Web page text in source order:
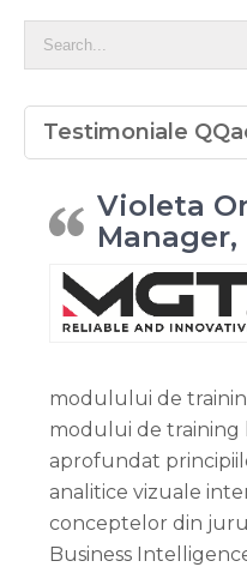
Testimoniale
Violeta
modulului de
modului de training
aprofundat
analitice vizuale
conceptelor din
Business